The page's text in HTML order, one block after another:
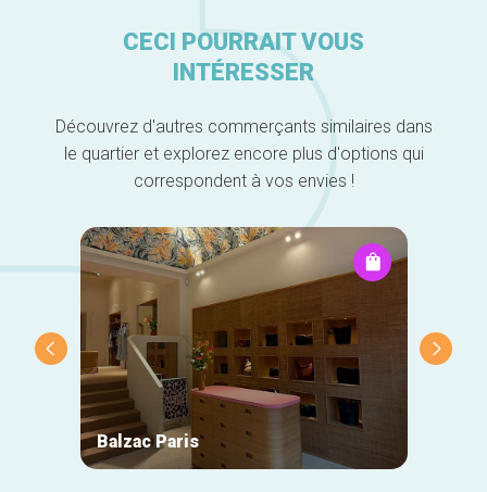
CECI POURRAIT VOUS
INTÉRESSER
Découvrez d'autres commerçants similaires dans
le quartier et explorez encore plus d'options qui
correspondent à vos envies !
Balzac Paris